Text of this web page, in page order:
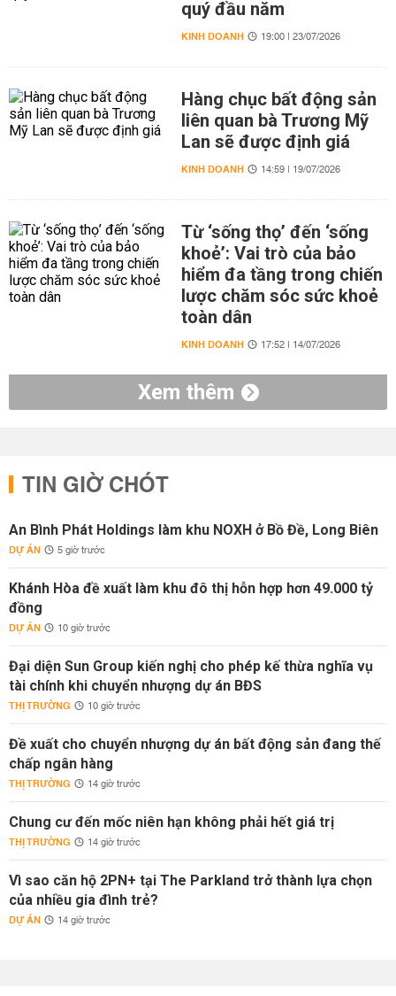
quý đầu năm
KINH DOANH 19:00 | 23/07/2026
Hàng chục bất động sản
liên quan bà Trương Mỹ
Lan sẽ được định giá
KINH DOANH 14:59 | 19/07/2026
Từ ‘sống thọ’ đến ‘sống
khoẻ’: Vai trò của bảo
hiểm đa tầng trong chiến
lược chăm sóc sức khoẻ
toàn dân
KINH DOANH 17:52 | 14/07/2026
Xem thêm
TIN GIỜ CHÓT
An Bình Phát Holdings làm khu NOXH ở Bồ Đề, Long Biên
DỰ ÁN 5 giờ trước
Khánh Hòa đề xuất làm khu đô thị hỗn hợp hơn 49.000 tỷ
đồng
DỰ ÁN 10 giờ trước
Đại diện Sun Group kiến nghị cho phép kế thừa nghĩa vụ
tài chính khi chuyển nhượng dự án BĐS
THỊ TRƯỜNG 10 giờ trước
Đề xuất cho chuyển nhượng dự án bất động sản đang thế
chấp ngân hàng
THỊ TRƯỜNG 14 giờ trước
Chung cư đến mốc niên hạn không phải hết giá trị
THỊ TRƯỜNG 14 giờ trước
Vì sao căn hộ 2PN+ tại The Parkland trở thành lựa chọn
của nhiều gia đình trẻ?
DỰ ÁN 14 giờ trước